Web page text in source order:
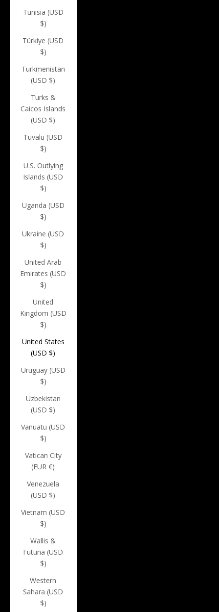
Tunisia (USD
$)
Türkiye (USD
$)
Turkmenistan
(USD $)
Turks &
Caicos Islands
(USD $)
Tuvalu (USD
$)
U.S. Outlying
Islands (USD
$)
Uganda (USD
$)
Ukraine (USD
$)
United Arab
Emirates (USD
$)
United
Kingdom (USD
$)
United States
(USD $)
Uruguay (USD
$)
Uzbekistan
(USD $)
Vanuatu (USD
$)
Vatican City
(EUR €)
Venezuela
(USD $)
Vietnam (USD
$)
Wallis &
Futuna (USD
$)
Western
Sahara (USD
$)